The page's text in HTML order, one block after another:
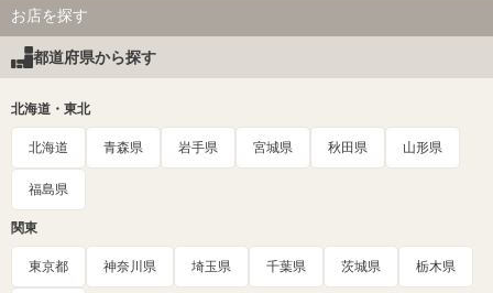
お店を探す
都道府県から探す
北海道・東北
北海道 青森県 岩手県 宮城県 秋田県 山形県
福島県
関東
東京都 神奈川県 埼玉県 千葉県 茨城県 栃木県